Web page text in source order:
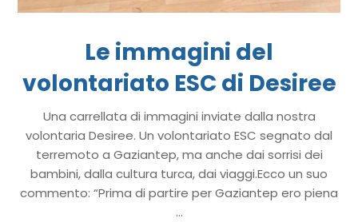
Le immagini del
volontariato ESC di Desiree
Una carrellata di immagini inviate dalla nostra
volontaria Desiree. Un volontariato ESC segnato dal
terremoto a Gaziantep, ma anche dai sorrisi dei
bambini, dalla cultura turca, dai viaggi.Ecco un suo
commento: “Prima di partire per Gaziantep ero piena
...